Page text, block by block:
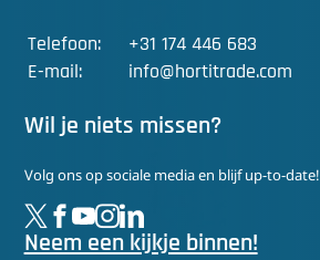
Telefoon:
+31 174 446 683
E-mail:
info@hortitrade.com
Wil je niets missen?
Volg ons op sociale media en blijf up-to-date!
Neem een kijkje binnen!